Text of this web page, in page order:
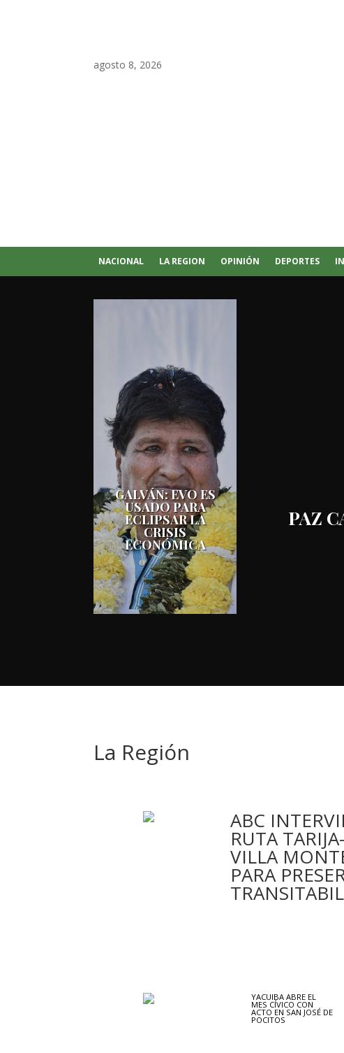
agosto 8, 2026
NACIONAL LA REGION OPINIÓN DEPORTES
GALVÁN: EVO ES
USADO PARA
ECLIPSAR LA
CRISIS
ECONÓMICA
PAZ
La Región
ABC
RUTA
VILLA
PARA
YACUIBA ABRE EL
MES CÍVICO CON
ACTO EN SAN JOSÉ DE
POCITOS